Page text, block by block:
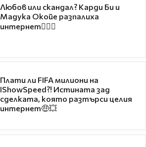
Любов или скандал? Карди Би и
Мадука Окойе разпалиха
интернет❤️‍🔥🔥
Плати ли FIFA милиони на
IShowSpeed?! Истината зад
сделката, която разтърси целия
интернет🤑💥